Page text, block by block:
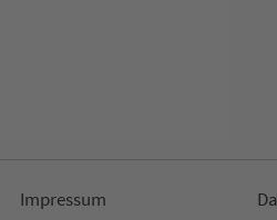
Impressum